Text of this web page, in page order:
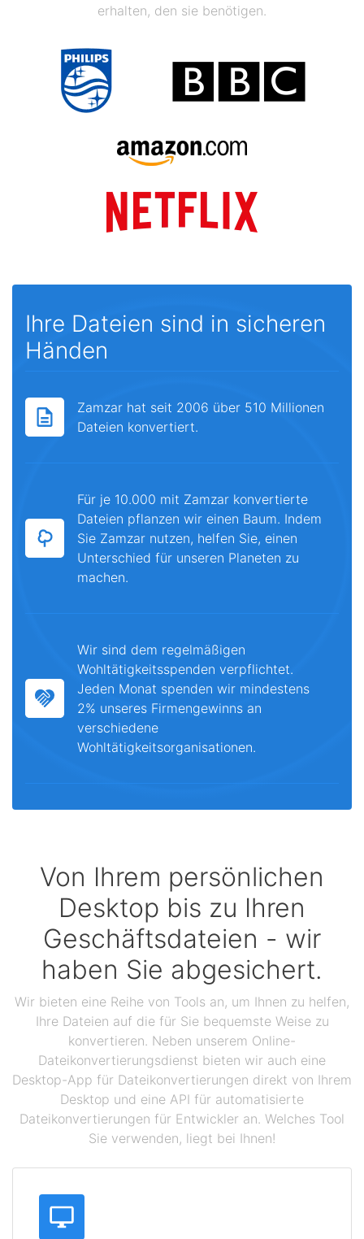
erhalten, den sie benötigen.
Ihre Dateien sind in sicheren
Händen
Zamzar hat seit 2006 über 510 Millionen
Dateien konvertiert.
Für je 10.000 mit Zamzar konvertierte
Dateien pflanzen wir einen Baum. Indem
Sie Zamzar nutzen, helfen Sie, einen
Unterschied für unseren Planeten zu
machen.
Wir sind dem regelmäßigen
Wohltätigkeitsspenden verpflichtet.
Jeden Monat spenden wir mindestens
2% unseres Firmengewinns an
verschiedene
Wohltätigkeitsorganisationen.
Von Ihrem persönlichen
Desktop bis zu Ihren
Geschäftsdateien - wir
haben Sie abgesichert.
Wir bieten eine Reihe von Tools an, um Ihnen zu helfen,
Ihre Dateien auf die für Sie bequemste Weise zu
konvertieren. Neben unserem Online-
Dateikonvertierungsdienst bieten wir auch eine
Desktop-App für Dateikonvertierungen direkt von Ihrem
Desktop und eine API für automatisierte
Dateikonvertierungen für Entwickler an. Welches Tool
Sie verwenden, liegt bei Ihnen!